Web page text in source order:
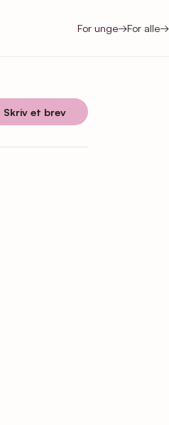
For unge→For alle→
Skriv et brev